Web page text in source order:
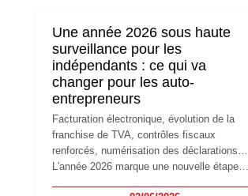
siège social répond souvent à une nouvelle
étape de la vie de l'entreprise et implique
plusieurs formalités obligatoires.
Une année 2026 sous haute
surveillance pour les
indépendants : ce qui va
changer pour les auto-
entrepreneurs
Facturation électronique, évolution de la
franchise de TVA, contrôles fiscaux
renforcés, numérisation des déclarations…
L'année 2026 marque une nouvelle étape